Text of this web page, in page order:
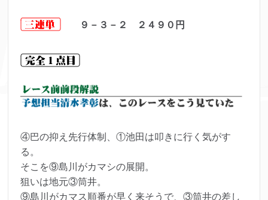
９－３－２ ２４９０円
④巴の抑え先行体制、①池田は叩きに行く気がす
る。
そこを⑨島川がカマシの展開。
狙いは地元③筒井。
⑨島川がカマス順番が早く来そうで、③筒井の差し